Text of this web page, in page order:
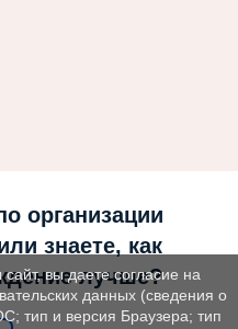
организации
знаете, как
лучше?
вы даете согласие на
данных (сведения о
тип и версия Браузера; тип